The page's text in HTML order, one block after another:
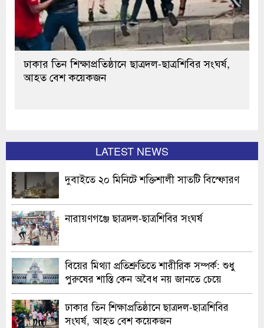
ঢাকার তিন শিক্ষাপ্রতিষ্ঠানে ছাত্রদল-ছাত্রশিবির সংঘর্ষ,
আহত বেশ কয়েকজন
LATEST NEWS
দুবাইতে ২০ মিনিটে শক্তিশালী সাতটি বিস্ফোরণ
নারায়ণগঞ্জে ছাত্রদল-ছাত্রশিবির সংঘর্ষ
বিয়ের মিথ্যা প্রতিশ্রুতিতে শারীরিক সম্পর্ক: শুধু
পুরুষের শাস্তি কেন অবৈধ নয় জানতে চেয়ে
হাইকোর্টের রুল
ঢাকার তিন শিক্ষাপ্রতিষ্ঠানে ছাত্রদল-ছাত্রশিবির
সংঘর্ষ, আহত বেশ কয়েকজন